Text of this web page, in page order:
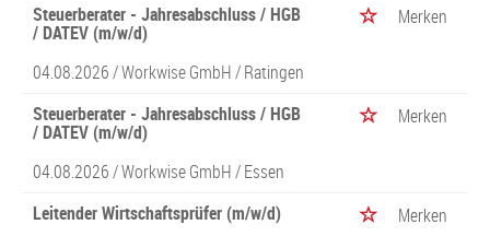
Steuerberater - Jahresabschluss / HGB
/ DATEV (m/w/d)
Merken
04.08.2026 /Workwise GmbH/ Ratingen
Steuerberater - Jahresabschluss / HGB
/ DATEV (m/w/d)
Merken
04.08.2026 /Workwise GmbH/ Essen
Leitender Wirtschaftsprüfer (m/w/d)
Merken